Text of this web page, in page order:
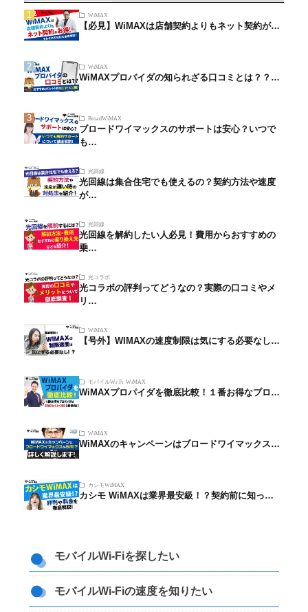
WiMAX
【必見】WiMAXは店舗契約よりもネット契約が…
WiMAX
WiMAXプロバイダの知られざる口コミとは？？…
BroadWiMAX
ブロードワイマックスのサポートは安心？いつで
も…
光回線
光回線は集合住宅でも使えるの？契約方法や速度
が…
光回線
光回線を解約したい人必見！費用からおすすめの
乗…
光コラボ
光コラボの評判ってどうなの？実際の口コミやメ
リ…
WiMAX
【号外】WIMAXの速度制限は気にする必要なし…
モバイルWi-Fi WiMAX
WiMAXプロパイダを徹底比較！１番お得なプロ…
WiMAX
WiMAXのキャンペーンはブロードワイマックス…
カシモWiMAX
カシモ WiMAXは業界最安級！？契約前に知っ…
モバイルWi-Fiを探したい
モバイルWi-Fiの速度を知りたい